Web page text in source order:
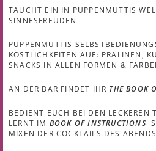
TAUCHT EIN IN PUPPENMUTTIS
SINNESFREUDEN
PUPPENMUTTIS
KÖSTLICHKEITEN AUF: PRALINEN,
SNACKS IN ALLEN FORMEN &
AN DER BAR FINDET IHR THE BOOK
BEDIENT EUCH BEI DEN LECKEREN
LERNT IM BOOK OF INSTRUCTIONS
MIXEN DER COCKTAILS DES ABENDS